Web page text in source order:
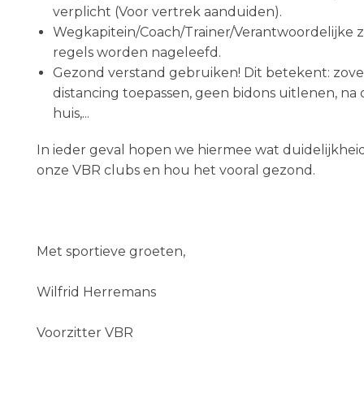
verplicht (Voor vertrek aanduiden).
Wegkapitein/Coach/Trainer/Verantwoordelijke
regels worden nageleefd.
Gezond verstand gebruiken! Dit betekent:
distancing toepassen, geen bidons uitlenen,
huis,...
In ieder geval hopen we hiermee wat
onze VBR clubs en hou het vooral gezond.
Met sportieve groeten,
Wilfrid Herremans
Voorzitter VBR